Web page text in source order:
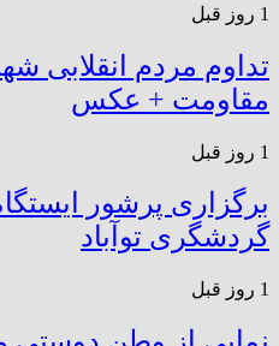
1 روز قبل
تداوم مردم انقلابی
مقاومت + عکس
1 روز قبل
برگزاری پرشور
گردشگری توآباد
1 روز قبل